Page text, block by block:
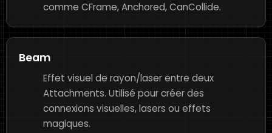
comme CFrame, Anchored, CanCollide.
Beam
Effet visuel de rayon/laser entre deux
Attachments. Utilisé pour créer des
connexions visuelles, lasers ou effets
magiques.